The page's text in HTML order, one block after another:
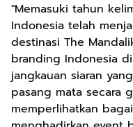
"Memasuki tahun
Indonesia telah
destinasi The
branding Indonesia
jangkauan siaran
pasang mata secara
memperlihatkan